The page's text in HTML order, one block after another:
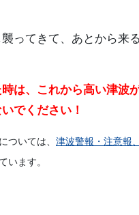
ってきて、あとから来
は、これから高い津波
でください！
ついては、 津波警報・注意報
います。